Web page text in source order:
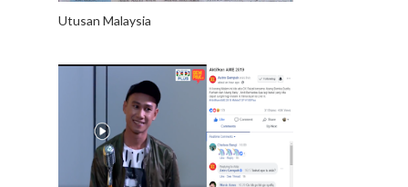
Utusan Malaysia